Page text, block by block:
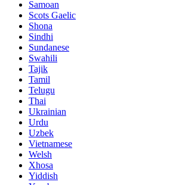
Samoan
Scots Gaelic
Shona
Sindhi
Sundanese
Swahili
Tajik
Tamil
Telugu
Thai
Ukrainian
Urdu
Uzbek
Vietnamese
Welsh
Xhosa
Yiddish